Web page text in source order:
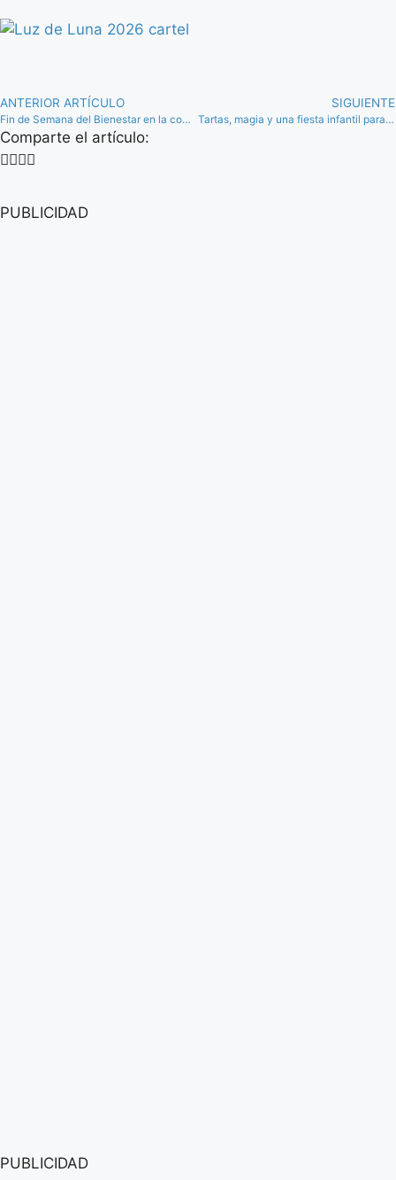
ANTERIOR ARTÍCULO
Fin de Semana del Bienestar en la comarca de Antequera con actividades gratuitas
SIGUIENTE
Tartas, magia y una fiesta infantil para el 21º aniversario del Centro Comercial La Verónica
Comparte el artículo:
PUBLICIDAD
PUBLICIDAD